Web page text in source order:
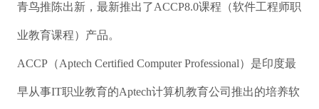
青鸟推陈出新，最新推出了ACCP8.0课程（软件工程师职
业教育课程）产品。
ACCP（Aptech Certified Computer Professional）是印度最
早从事IT职业教育的Aptech计算机教育公司推出的培养软